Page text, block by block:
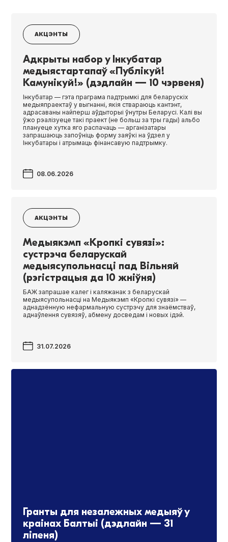
АКЦЭНТЫ
Адкрыты набор у Інкубатар
медыястартапаў «Публікуй!
Камунікуй!» (дэдлайн — 10 чэрвеня)
Інкубатар — гэта праграма падтрымкі для беларускіх
медыяпраектаў у выгнанні, якія ствараюць кантэнт,
адрасаваны найперш аўдыторыі ўнутры Беларусі. Калі вы
ўжо рэалізуеце такі праект (не больш за тры гады) альбо
плануеце хутка яго распачаць — арганізатары
запрашаюць запоўніць форму заяўкі на ўдзел у
Інкубатары і атрымаць фінансавую падтрымку.
08.06.2026
АКЦЭНТЫ
Медыякэмп «Кропкі сувязі»:
сустрэча беларускай
медыясупольнасці пад Вільняй
(рэгістрацыя да 10 жніўня)
БАЖ запрашае калег і каляжанак з беларускай
медыясупольнасці на Медыякэмп «Кропкі сувязі» —
аднадзённую нефармальную сустрэчу для знаёмстваў,
аднаўлення сувязяў, абмену досведам і новых ідэй.
31.07.2026
Гранты для незалежных медыяў у
краінах Балтыі (дэдлайн — 31
ліпеня)